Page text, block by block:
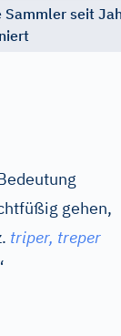
Sammler seit
gehen,
triper, treper